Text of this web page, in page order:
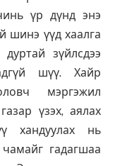
үр дүнд энэ
шинэ үүд хаалга
зүйлсдээ
шүү. Хайр
мэргэжил
үзэх, аялах
хандуулах нь
гадагшаа